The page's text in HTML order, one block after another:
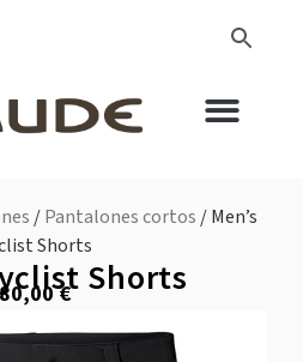
/Pantalones cortos / Men’s
Shorts
Shorts
80,00€